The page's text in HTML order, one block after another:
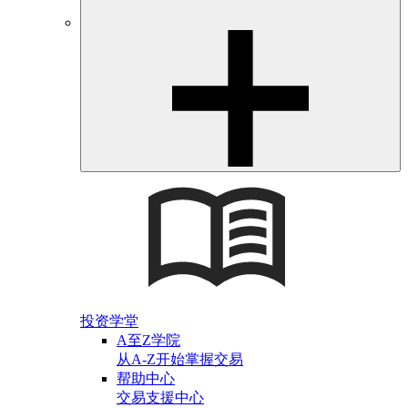
投资学堂
A至Z学院
从A-Z开始掌握交易
帮助中心
交易支援中心